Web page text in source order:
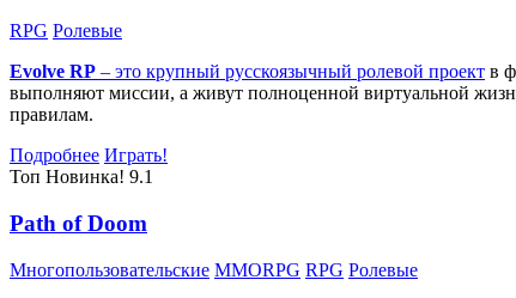
RPG Ролевые
Evolve RP – это крупный русскоязычный ролевой проект в
выполняют миссии, а живут полноценной виртуальной
правилам.
Подробнее Играть!
Топ Новинка! 9.1
Path of Doom
Многопользовательские MMORPG RPG Ролевые